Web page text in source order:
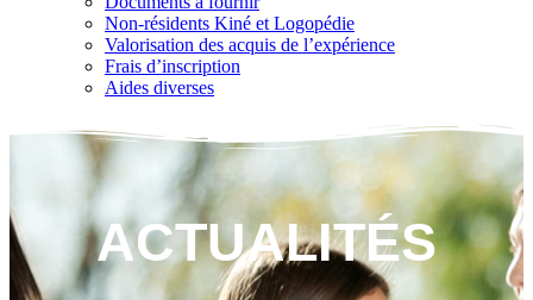
Non-résidents Kiné et Logopédie
Valorisation des acquis de l’expérience
Frais d’inscription
Aides diverses
ACTUALITÉS